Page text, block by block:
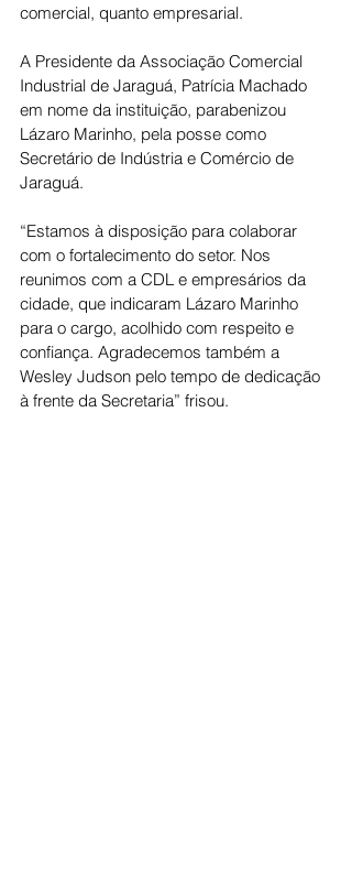
comercial, quanto empresarial.
A Presidente da Associação Comercial
Industrial de Jaraguá, Patrícia Machado
em nome da instituição, parabenizou
Lázaro Marinho, pela posse como
Secretário de Indústria e Comércio de
Jaraguá.
“Estamos à disposição para colaborar
com o fortalecimento do setor. Nos
reunimos com a CDL e empresários da
cidade, que indicaram Lázaro Marinho
para o cargo, acolhido com respeito e
confiança. Agradecemos também a
Wesley Judson pelo tempo de dedicação
à frente da Secretaria” frisou.